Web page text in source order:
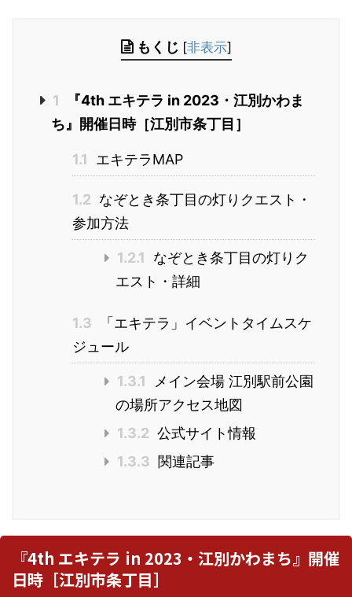
もくじ [非表示]
1
『4th エキテラ in 2023・江別かわま
ち』開催日時［江別市条丁目］
1.1 エキテラMAP
1.2 なぞとき条丁目の灯りクエスト・
参加方法
1.2.1
なぞとき条丁目の灯りク
エスト・詳細
1.3
「エキテラ」イベントタイムスケ
ジュール
1.3.1
メイン会場 江別駅前公園
の場所アクセス地図
1.3.2 公式サイト情報
1.3.3 関連記事
『4th エキテラ in 2023・江別かわまち』開催
日時［江別市条丁目］